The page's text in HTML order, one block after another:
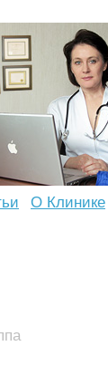
О Клинике